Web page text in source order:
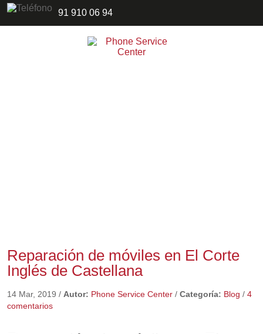
91 910 06 94
Reparación de móviles en El Corte
Inglés de Castellana
14 Mar, 2019 / Autor: Phone Service Center/ Categoría: Blog / 4
comentarios